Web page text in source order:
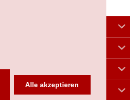
Alle akzeptieren